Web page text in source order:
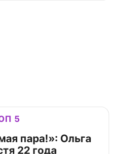
5
пара!»: Ольга
22 года